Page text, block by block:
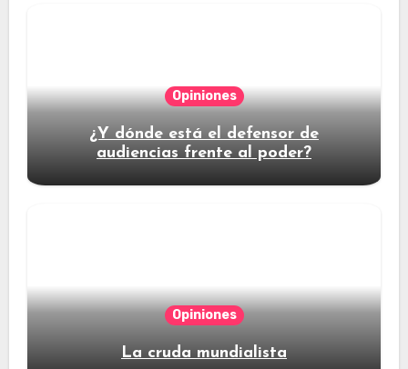
Opiniones
¿Y dónde está el defensor de
audiencias frente al poder?
Opiniones
La cruda mundialista